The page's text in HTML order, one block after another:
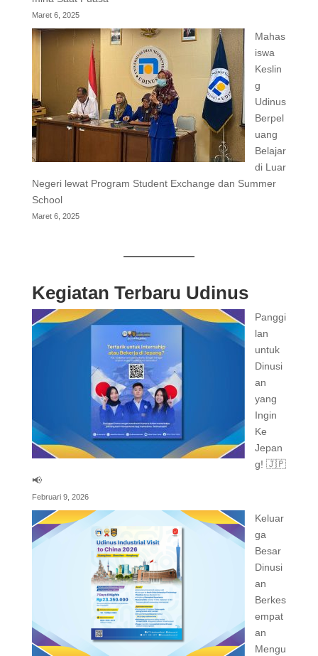
Maret 6, 2025
Mahas
iswa
Keslin
g
Udinus
Berpel
uang
Belajar
di Luar
Negeri lewat Program Student Exchange dan Summer
School
Maret 6, 2025
Kegiatan Terbaru Udinus
Panggi
lan
untuk
Dinusi
an
yang
Ingin
Ke
Jepan
g! 🇯🇵
📢
Februari 9, 2026
Keluar
ga
Besar
Dinusi
an
Berkes
empat
an
Mengu